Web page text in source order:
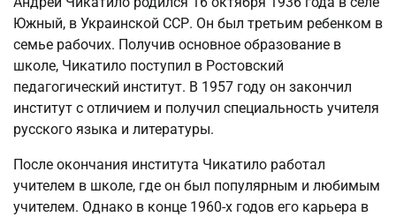
Южный, в Украинской ССР. Он был третьим ребенком в
семье рабочих. Получив основное образование в
школе, Чикатило поступил в Ростовский
педагогический институт. В 1957 году он закончил
институт с отличием и получил специальность учителя
русского языка и литературы.
После окончания института Чикатило работал
учителем в школе, где он был популярным и любимым
учителем. Однако в конце 1960-х годов его карьера в